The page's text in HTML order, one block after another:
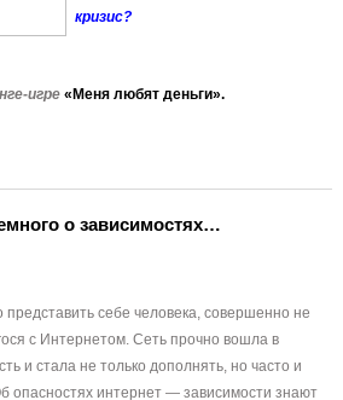
кризис?
игре «Меня любят деньги».
о зависимостях…
представить себе человека, совершенно не
с Интернетом. Сеть прочно вошла в
и стала не только дополнять, но часто и
опасностях интернет — зависимости знают